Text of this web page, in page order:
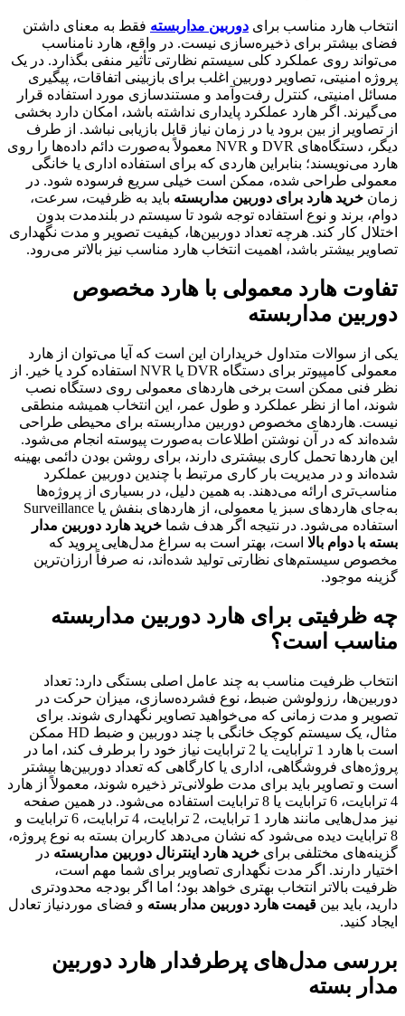
انتخاب هارد مناسب برای دوربین مداربسته فقط به معنای داشتن
فضای بیشتر برای ذخیره‌سازی نیست. در واقع، هارد نامناسب
می‌تواند روی عملکرد کلی سیستم نظارتی تأثیر منفی بگذارد. در یک
پروژه امنیتی، تصاویر دوربین اغلب برای بازبینی اتفاقات، پیگیری
مسائل امنیتی، کنترل رفت‌وآمد و مستندسازی مورد استفاده قرار
می‌گیرند. اگر هارد عملکرد پایداری نداشته باشد، امکان دارد بخشی
از تصاویر از بین برود یا در زمان نیاز قابل بازیابی نباشد. از طرف
دیگر، دستگاه‌های DVR و NVR معمولاً به‌صورت دائم داده‌ها را روی
هارد می‌نویسند؛ بنابراین هاردی که برای استفاده اداری یا خانگی
معمولی طراحی شده، ممکن است خیلی سریع فرسوده شود. در
زمان خرید هارد برای دوربین مداربسته باید به ظرفیت، سرعت،
دوام، برند و نوع استفاده توجه شود تا سیستم در بلندمدت بدون
اختلال کار کند. هرچه تعداد دوربین‌ها، کیفیت تصویر و مدت نگهداری
تصاویر بیشتر باشد، اهمیت انتخاب هارد مناسب نیز بالاتر می‌رود.
تفاوت هارد معمولی با هارد مخصوص
دوربین مداربسته
یکی از سوالات متداول خریداران این است که آیا می‌توان از هارد
معمولی کامپیوتر برای دستگاه DVR یا NVR استفاده کرد یا خیر. از
نظر فنی ممکن است برخی هاردهای معمولی روی دستگاه نصب
شوند، اما از نظر عملکرد و طول عمر، این انتخاب همیشه منطقی
نیست. هاردهای مخصوص دوربین مداربسته برای محیطی طراحی
شده‌اند که در آن نوشتن اطلاعات به‌صورت پیوسته انجام می‌شود.
این هاردها تحمل کاری بیشتری دارند، برای روشن بودن دائمی بهینه
شده‌اند و در مدیریت بار کاری مرتبط با چندین دوربین عملکرد
مناسب‌تری ارائه می‌دهند. به همین دلیل، در بسیاری از پروژه‌ها
به‌جای هاردهای سبز یا معمولی، از هاردهای بنفش یا Surveillance
استفاده می‌شود. در نتیجه اگر هدف شما خرید هارد دوربین مدار
بسته با دوام بالا است، بهتر است به سراغ مدل‌هایی بروید که
مخصوص سیستم‌های نظارتی تولید شده‌اند، نه صرفاً ارزان‌ترین
گزینه موجود.
چه ظرفیتی برای هارد دوربین مداربسته
مناسب است؟
انتخاب ظرفیت مناسب به چند عامل اصلی بستگی دارد: تعداد
دوربین‌ها، رزولوشن ضبط، نوع فشرده‌سازی، میزان حرکت در
تصویر و مدت زمانی که می‌خواهید تصاویر نگهداری شوند. برای
مثال، یک سیستم کوچک خانگی با چند دوربین و ضبط HD ممکن
است با هارد 1 ترابایت یا 2 ترابایت نیاز خود را برطرف کند، اما در
پروژه‌های فروشگاهی، اداری یا کارگاهی که تعداد دوربین‌ها بیشتر
است و تصاویر باید برای مدت طولانی‌تر ذخیره شوند، معمولاً از هارد
4 ترابایت، 6 ترابایت یا 8 ترابایت استفاده می‌شود. در همین صفحه
نیز مدل‌هایی مانند هارد 1 ترابایت، 2 ترابایت، 4 ترابایت، 6 ترابایت و
8 ترابایت دیده می‌شود که نشان می‌دهد کاربران بسته به نوع پروژه،
گزینه‌های مختلفی برای خرید هارد اینترنال دوربین مداربسته در
اختیار دارند. اگر مدت نگهداری تصاویر برای شما مهم است،
ظرفیت بالاتر انتخاب بهتری خواهد بود؛ اما اگر بودجه محدودتری
دارید، باید بین قیمت هارد دوربین مدار بسته و فضای موردنیاز تعادل
ایجاد کنید.
بررسی مدل‌های پرطرفدار هارد دوربین
مدار بسته